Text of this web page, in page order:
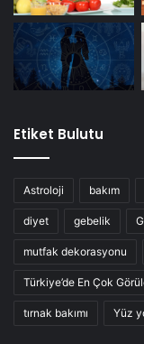
Etiket Bulutu
Astroloji bakım
diyet gebelik
mutfak dekorasyonu
Türkiye’de En Çok
tırnak bakımı Yüz